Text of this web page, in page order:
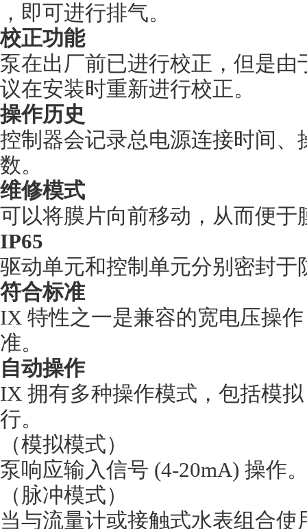
，即可进行排气。
校正功能
泵在出厂前已进行校正，但是
议在安装时重新进行校正。
操作历史
控制器会记录总电源连接时间
数。
维修模式
可以将膜片向前移动，从而便于
IP65
驱动单元和控制单元分别密封于
符合标准
IX 特性之一是兼容的宽电压操
准。
自动操作
IX 拥有多种操作模式，包括模
行。
（模拟模式）
泵响应输入信号 (4-20mA) 操作
（ 脉冲模式）
当与流量计或接触式水表组合